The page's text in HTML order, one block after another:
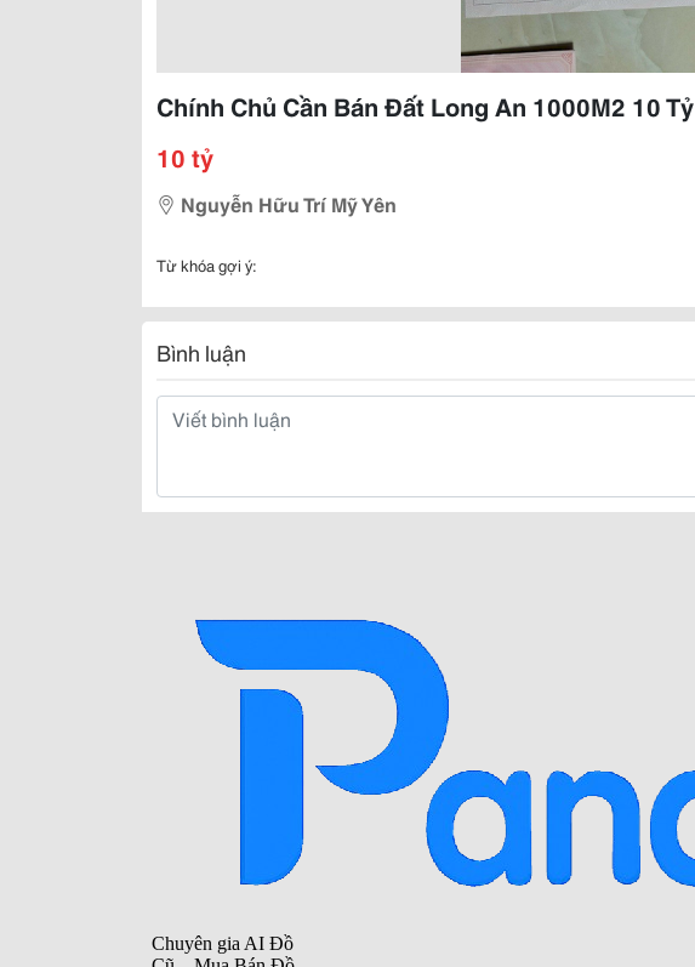
Chính Chủ Cần Bán Đất Long An 1000M2 10 Tỷ
10 tỷ
Nguyễn Hữu Trí Mỹ Yên
Từ khóa gợi ý:
Bình luận